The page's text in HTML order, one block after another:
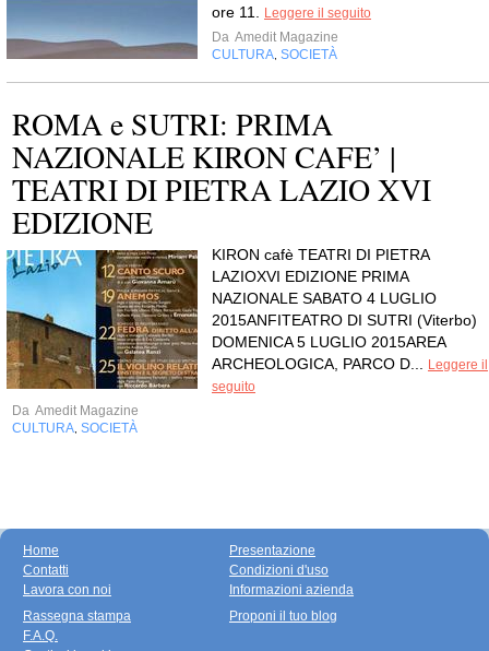
ore 11.
Leggere il seguito
Da Amedit Magazine
CULTURA SOCIETÀ
ROMA e SUTRI: PRIMA
NAZIONALE KIRON CAFE’ |
TEATRI DI PIETRA LAZIO XVI
EDIZIONE
KIRON cafè TEATRI DI PIETRA
LAZIOXVI EDIZIONE PRIMA
NAZIONALE SABATO 4 LUGLIO
2015ANFITEATRO DI SUTRI (Viterbo)
DOMENICA 5 LUGLIO 2015AREA
ARCHEOLOGICA, PARCO D...
Leggere il
seguito
Da Amedit Magazine
CULTURA SOCIETÀ
Home
Contatti
Lavora con noi
Presentazione
Condizioni d'uso
Informazioni azienda
Rassegna stampa
F.A.Q.
Proponi il tuo blog